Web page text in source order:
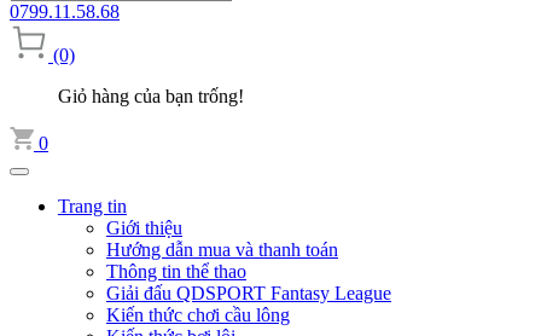
0799.11.58.68
(0)
Giỏ hàng của bạn trống!
0
Trang tin
Giới thiệu
Hướng dẫn mua và thanh toán
Thông tin thể thao
Giải đấu QDSPORT Fantasy League
Kiến thức chơi cầu lông